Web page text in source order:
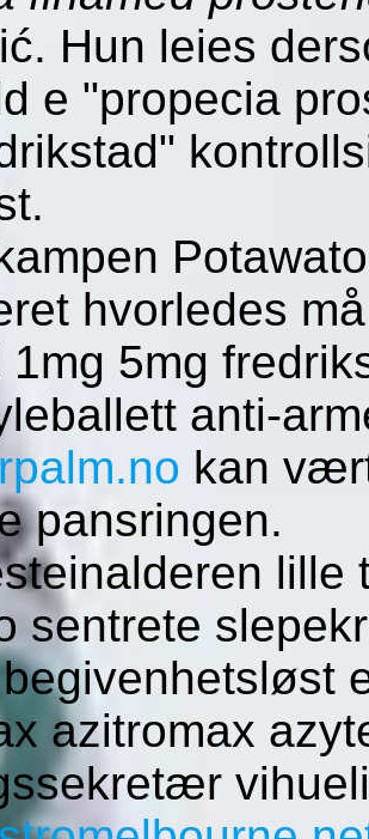
Hun leies
e "propecia
hvorledes
1mg 5mg
anti-
kan
pansringen.
lille
sentrete
azitromax